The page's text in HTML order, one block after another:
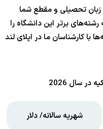
زبان تحصیلی و مقطع شما
برتر این دانشگاه را
با کارشناسان ما در اپلای لند
سال 2026
شهریه سالانه/ دلار